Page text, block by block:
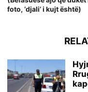
foto, ‘djali’ i kujt është)